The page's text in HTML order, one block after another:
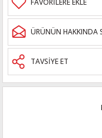
ÜRÜNÜN HAKKINDA
TAVSİYE ET